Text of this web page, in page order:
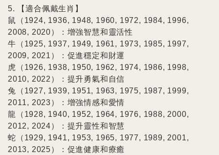
5. 【適合佩戴生肖】
鼠（1924, 1936, 1948, 1960, 1972, 1984, 1996,
2008, 2020）：增強智慧和靈活性
牛（1925, 1937, 1949, 1961, 1973, 1985, 1997,
2009, 2021）：促進穩定和財運
虎（1926, 1938, 1950, 1962, 1974, 1986, 1998,
2010, 2022）：提升勇氣和自信
兔（1927, 1939, 1951, 1963, 1975, 1987, 1999,
2011, 2023）：增強情感和愛情
龍（1928, 1940, 1952, 1964, 1976, 1988, 2000,
2012, 2024）：提升靈性和智慧
蛇（1929, 1941, 1953, 1965, 1977, 1989, 2001,
2013, 2025）：促進健康和療癒